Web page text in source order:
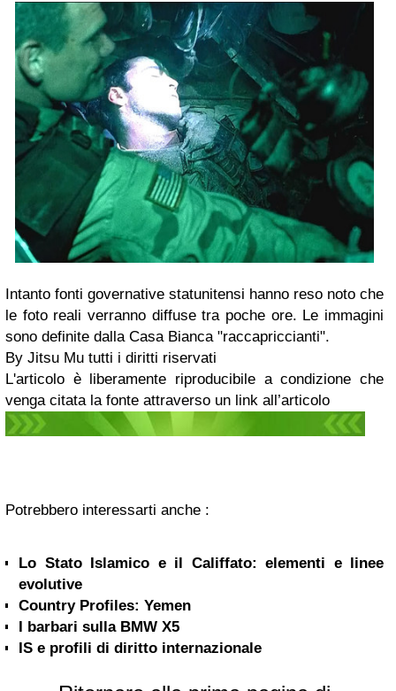
Intanto fonti governative statunitensi hanno reso noto che
le foto reali verranno diffuse tra poche ore. Le immagini
sono definite dalla Casa Bianca "raccapriccianti".
By Jitsu Mu tutti i diritti riservati
L'articolo è liberamente riproducibile a condizione che
venga citata la fonte attraverso un link all’articolo
Potrebbero interessarti anche :
Lo Stato Islamico e il Califfato: elementi e linee
evolutive
Country Profiles: Yemen
I barbari sulla BMW X5
IS e profili di diritto internazionale